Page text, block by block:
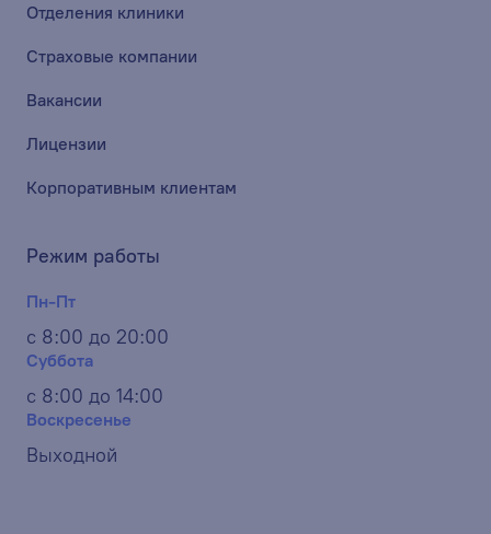
Отделения клиники
Страховые компании
Вакансии
Лицензии
Корпоративным клиентам
Режим работы
Пн-Пт
с 8:00 до 20:00
Суббота
с 8:00 до 14:00
Воскресенье
Выходной